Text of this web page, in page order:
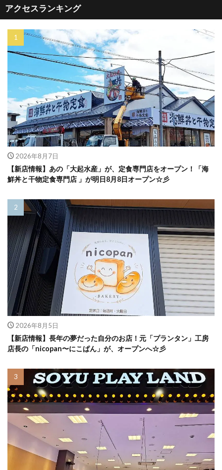
アクセスランキング
2026年8月7日
【新店情報】あの「大起水産」が、定食専門店をオープン！「海
鮮丼と干物定食専門店 」が明日8月8日オープン☆彡
2026年8月5日
【新店情報】長年の夢だった自分のお店！元「プランタン」工房
店長の「nicopan〜にこぱん」が、オープンへ☆彡